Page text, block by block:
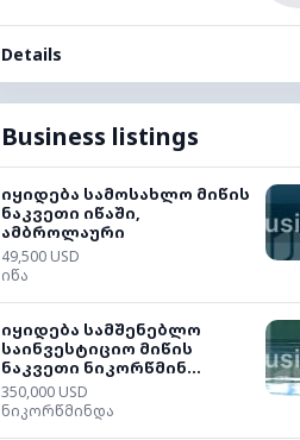
28°
◔1%
Details
Business listings
იყიდება სამოსახლო მიწის
ნაკვეთი იწაში,
ამბროლაური
49,500 USD
იწა
იყიდება სამშენებლო
საინვესტიციო მიწის
ნაკვეთი ნიკორწმინ...
350,000 USD
ნიკორწმინდა